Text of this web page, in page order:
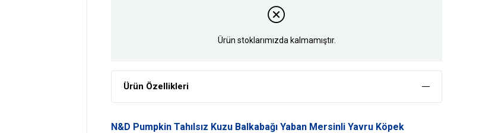
Ürün stoklarımızda kalmamıştır.
Ürün Özellikleri
N&D Pumpkin Tahılsız Kuzu Balkabağı Yaban Mersinli Yavru Köpek